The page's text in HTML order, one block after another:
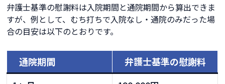
弁護士基準の慰謝料は入院期間と通院期間から算出できま
すが、例として、むち打ちで入院なし・通院のみだった場
合の目安は以下のとおりです。
通院期間
弁護士基準の慰謝料